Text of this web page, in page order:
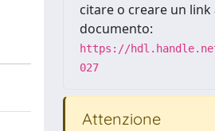
citare o creare un link
documento:
https://
027
Attenzione